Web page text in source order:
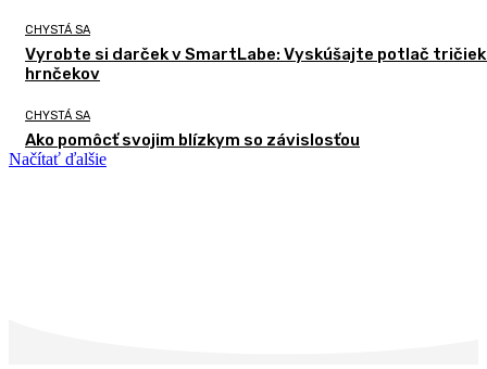
CHYSTÁ SA
Vyrobte si darček v SmartLabe: Vyskúšajte potlač tričiek
hrnčekov
CHYSTÁ SA
Ako pomôcť svojim blízkym so závislosťou
Načítať ďalšie